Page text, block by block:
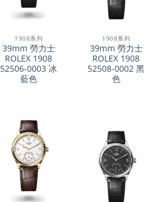
1908系列
39mm 勞力士
ROLEX 1908
52506-0003 冰
藍色
1908系列
39mm 勞力士
ROLEX 1908
52508-0002 黑
色